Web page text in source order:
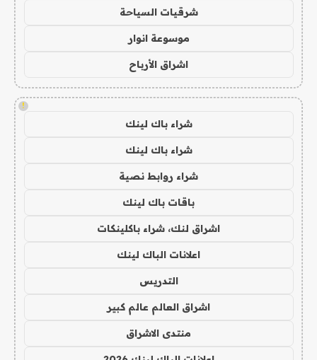
شرقيات السياحة
موسوعة انوار
اشراق الأرباح
!
شراء باك لينك
شراء باك لينك
شراء روابط نصية
باقات باك لينك
اشراق لنك، شراء باكلينكات
اعلانات الباك لينك
التدريس
اشراق العالم عالم كبير
منتدى الاشراق